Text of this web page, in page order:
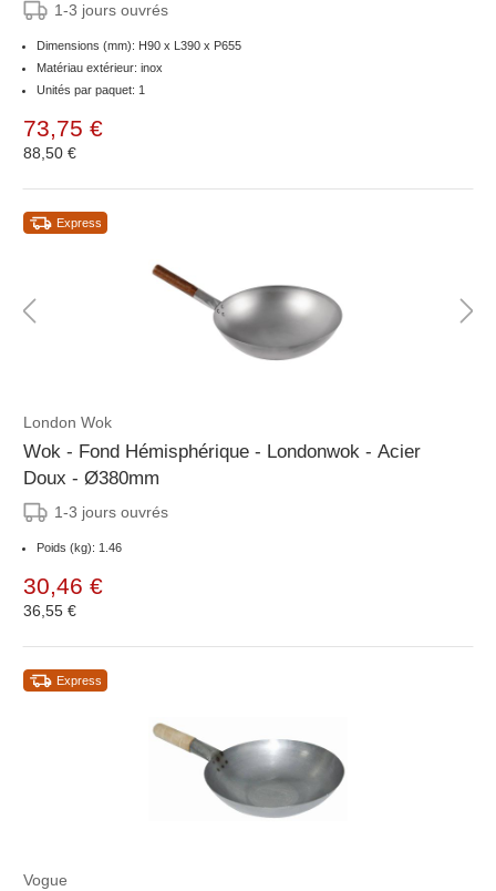
1-3 jours ouvrés
Dimensions (mm): H90 x L390 x P655
Matériau extérieur: inox
Unités par paquet: 1
73,75 €
88,50 €
Express
London Wok
Wok - Fond Hémisphérique - Londonwok - Acier
Doux - Ø380mm
1-3 jours ouvrés
Poids (kg): 1.46
30,46 €
36,55 €
Express
Vogue